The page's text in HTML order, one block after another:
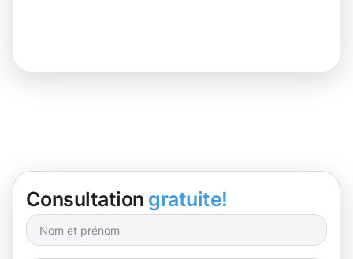
Consultation gratuite!